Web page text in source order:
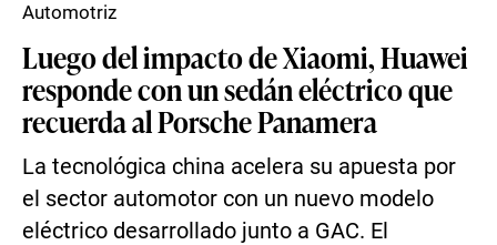
Luego del impacto de Xiaomi, Huawei
responde con un sedán eléctrico que
recuerda al Porsche Panamera
La tecnológica china acelera su apuesta por
el sector automotor con un nuevo modelo
eléctrico desarrollado junto a GAC. El
Automotriz